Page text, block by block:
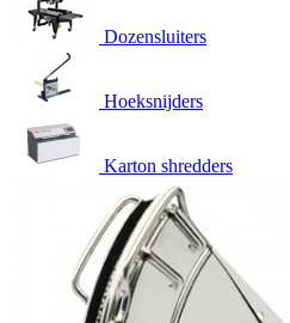
Dozensluiters
Hoeksnijders
Karton shredders